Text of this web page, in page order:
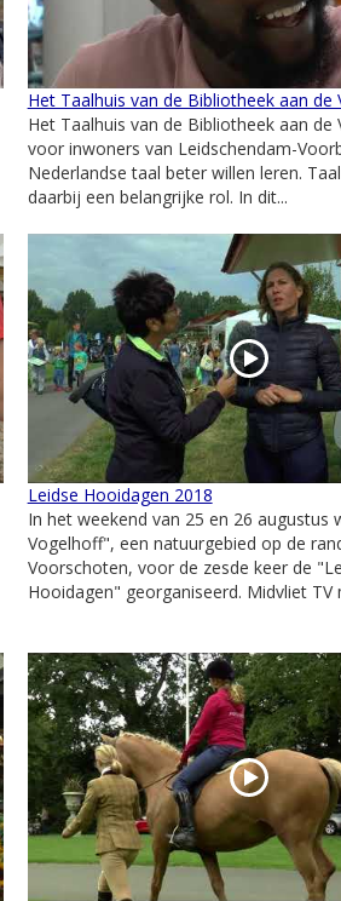
Het Taalhuis van de Bibliotheek aan de
Het Taalhuis van de Bibliotheek aan de
voor inwoners van Leidschendam-
Nederlandse taal beter willen leren.
daarbij een belangrijke rol. In dit...
Leidse Hooidagen 2018
In het weekend van 25 en 26 augustus
Vogelhoff", een natuurgebied op de
Voorschoten, voor de zesde keer de
Hooidagen" georganiseerd. Midvliet TV